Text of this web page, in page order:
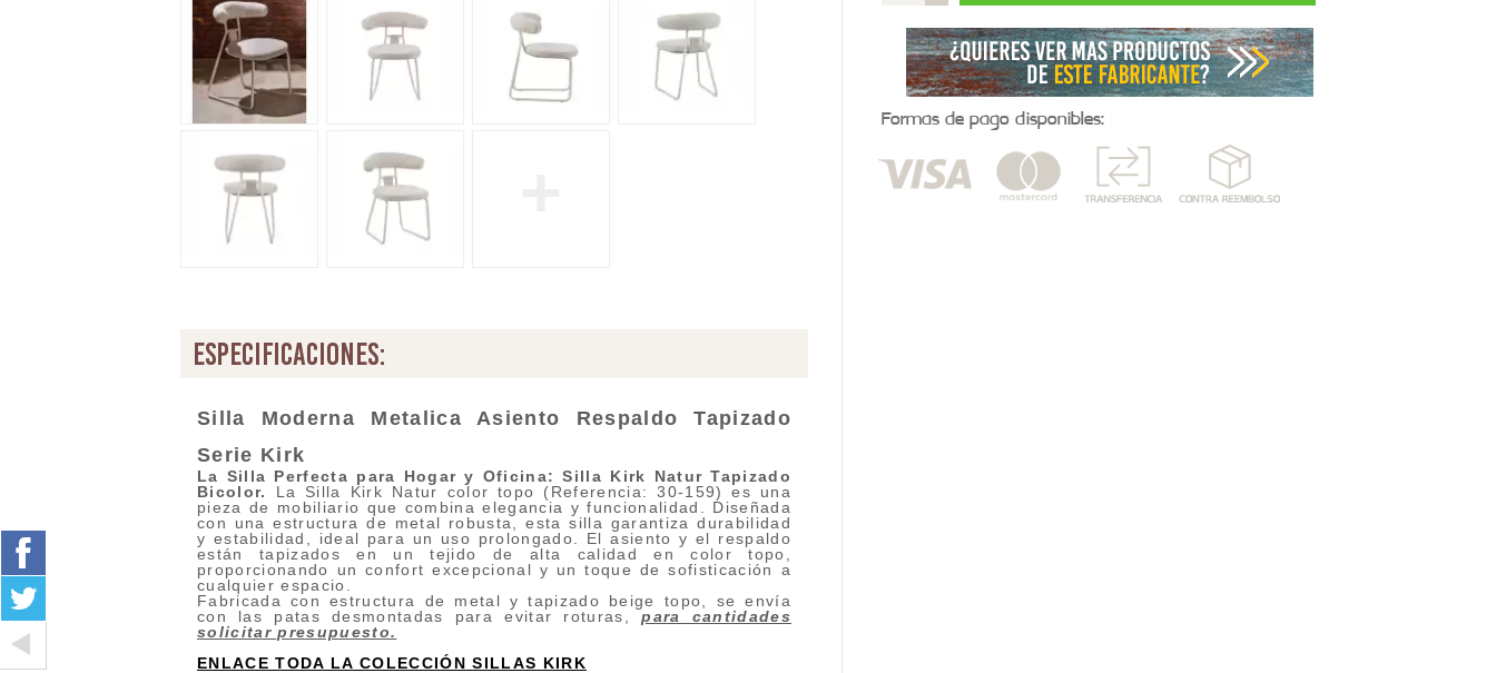
especificaciones:
Silla Moderna Metalica Asiento Respaldo Tapizado
Serie Kirk
La Silla Perfecta para Hogar y Oficina:Silla Kirk Natur Tapizado
Bicolor. La Silla Kirk Natur color topo (Referencia: 30-159) es una
pieza de mobiliario que combina elegancia y funcionalidad. Diseñada
con una estructura de metal robusta, esta silla garantiza durabilidad
y estabilidad, ideal para un uso prolongado. El asiento y el respaldo
están tapizados en un tejido de alta calidad en color topo,
proporcionando un confort excepcional y un toque de sofisticación a
cualquier espacio.
Fabricada con estructura de metal y tapizado beige topo, se envía
con las patas desmontadas para evitar roturas,para cantidades
solicitar presupuesto.
ENLACE TODA LA COLECCIÓN SILLAS KIRK
Formas de pago disponibles: